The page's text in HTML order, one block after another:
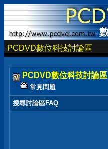
PCDVD數位科技討論區
PCDVD數位科技討論區
常見問題
搜尋討論區FAQ